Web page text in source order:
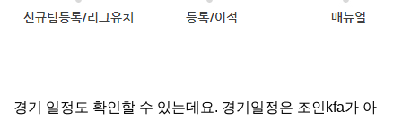
경기 일정도 확인할 수 있는데요. 경기일정은 조인kfa가 아